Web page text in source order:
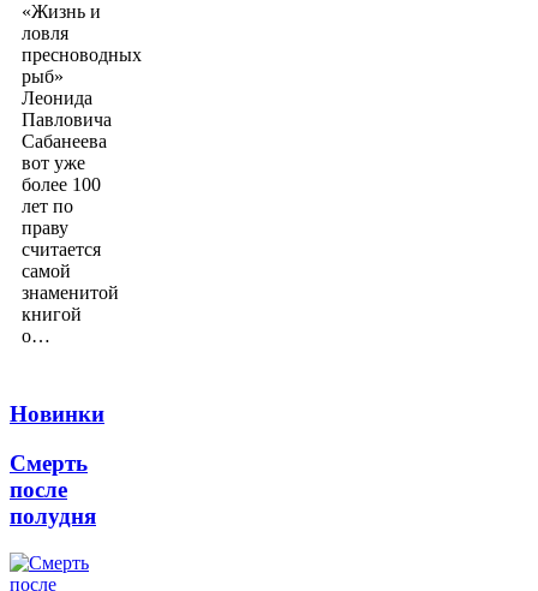
«Жизнь и
ловля
пресноводных
рыб»
Леонида
Павловича
Сабанеева
вот уже
более 100
лет по
праву
считается
самой
знаменитой
книгой
о…
Новинки
Смерть
после
полудня